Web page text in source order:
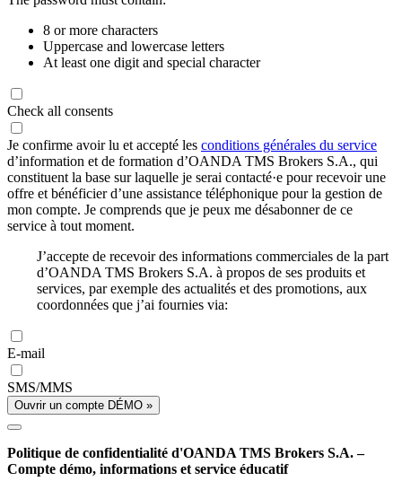
8 or more characters
Uppercase and lowercase letters
At least one digit and special character
Check all consents
Je confirme avoir lu et accepté les conditions générales du service
d’information et de formation d’OANDA TMS Brokers S.A., qui
constituent la base sur laquelle je serai contacté·e pour recevoir une
offre et bénéficier d’une assistance téléphonique pour la gestion de
mon compte. Je comprends que je peux me désabonner de ce
service à tout moment.
J’accepte de recevoir des informations commerciales de la part
d’OANDA TMS Brokers S.A. à propos de ses produits et
services, par exemple des actualités et des promotions, aux
coordonnées que j’ai fournies via:
E-mail
SMS/MMS
Ouvrir un compte DÉMO »
Politique de confidentialité d'OANDA TMS Brokers S.A. –
Compte démo, informations et service éducatif